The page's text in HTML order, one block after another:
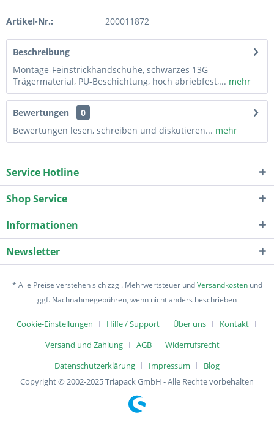
Artikel-Nr.: 200011872
Beschreibung
Montage-Feinstrickhandschuhe, schwarzes 13G
Trägermaterial, PU-Beschichtung, hoch abriebfest,... mehr
Bewertungen
0
Bewertungen lesen, schreiben und diskutieren... mehr
Service Hotline
Shop Service
Informationen
Newsletter
* Alle Preise verstehen sich zzgl. Mehrwertsteuer undVersandkostenund
ggf. Nachnahmegebühren, wenn nicht anders beschrieben
Cookie-Einstellungen Hilfe / Support Über uns
Kontakt
Versand und Zahlung
AGB
Widerrufsrecht
Datenschutzerklärung
Impressum
Blog
Copyright © 2002-2025 Triapack GmbH - Alle Rechte vorbehalten